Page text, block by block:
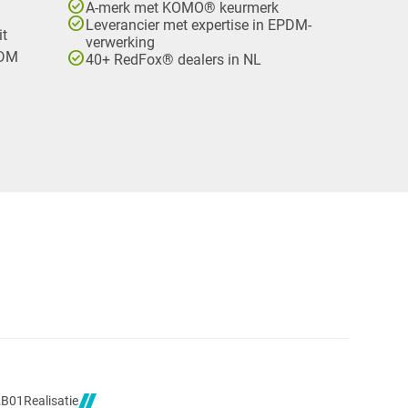
check_circleA-merk met KOMO® keurmerk
check_circle Leverancier met expertise in EPDM-
verwerking
check_circle40+ RedFox® dealers in NL
Realisatie